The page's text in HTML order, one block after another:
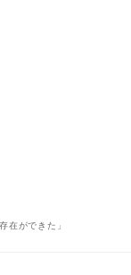
在ができた」